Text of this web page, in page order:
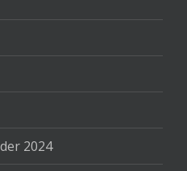
2024